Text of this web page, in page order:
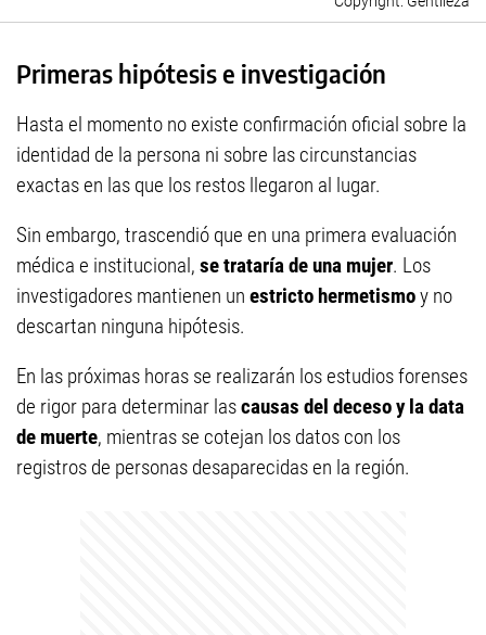
Primeras hipótesis e investigación
Hasta el momento no existe confirmación oficial sobre la
identidad de la persona ni sobre las circunstancias
exactas en las que los restos llegaron al lugar.
Sin embargo, trascendió que en una primera evaluación
médica e institucional, se trataría de una mujer. Los
investigadores mantienen un estricto hermetismoy no
descartan ninguna hipótesis.
En las próximas horas se realizarán los estudios forenses
de rigor para determinar lascausas del deceso y la data
de muerte, mientras se cotejan los datos con los
registros de personas desaparecidas en la región.